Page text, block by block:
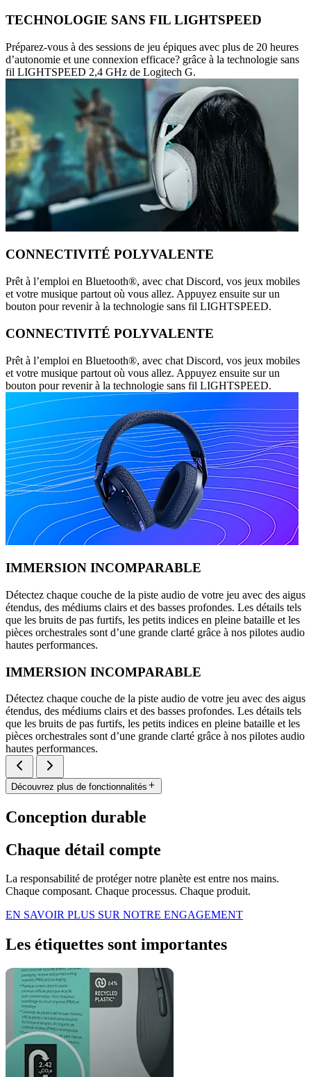
TECHNOLOGIE SANS FIL LIGHTSPEED
Préparez-vous à des sessions de jeu épiques avec plus de 20 heures
d’autonomie et une connexion efficace? grâce à la technologie sans
fil LIGHTSPEED 2,4 GHz de Logitech G.
CONNECTIVITÉ POLYVALENTE
Prêt à l’emploi en Bluetooth®, avec chat Discord, vos jeux mobiles
et votre musique partout où vous allez. Appuyez ensuite sur un
bouton pour revenir à la technologie sans fil LIGHTSPEED.
CONNECTIVITÉ POLYVALENTE
Prêt à l’emploi en Bluetooth®, avec chat Discord, vos jeux mobiles
et votre musique partout où vous allez. Appuyez ensuite sur un
bouton pour revenir à la technologie sans fil LIGHTSPEED.
IMMERSION INCOMPARABLE
Détectez chaque couche de la piste audio de votre jeu avec des aigus
étendus, des médiums clairs et des basses profondes. Les détails tels
que les bruits de pas furtifs, les petits indices en pleine bataille et les
pièces orchestrales sont d’une grande clarté grâce à nos pilotes audio
hautes performances.
IMMERSION INCOMPARABLE
Détectez chaque couche de la piste audio de votre jeu avec des aigus
étendus, des médiums clairs et des basses profondes. Les détails tels
que les bruits de pas furtifs, les petits indices en pleine bataille et les
pièces orchestrales sont d’une grande clarté grâce à nos pilotes audio
hautes performances.
Découvrez plus de fonctionnalités
Conception durable
Chaque détail compte
La responsabilité de protéger notre planète est entre nos mains.
Chaque composant. Chaque processus. Chaque produit.
EN SAVOIR PLUS SUR NOTRE ENGAGEMENT
Les étiquettes sont importantes